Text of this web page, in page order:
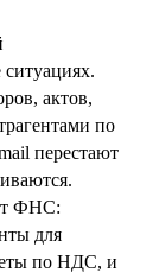
актов,
по
перестают
ФНС:
для
по НДС, и